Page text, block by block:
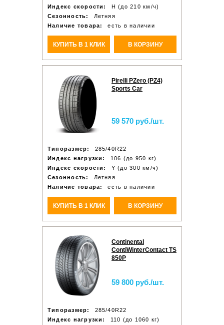
Индекс скорости:
H (до 210 км/ч)
Сезонность:
Летняя
Наличие товара:
есть в наличии
КУПИТЬ В 1 КЛИК В КОРЗИНУ
Pirelli PZero (PZ4)
Sports Car
59 570 руб./шт.
Типоразмер:
285/40R22
Индекс нагрузки:
106 (до 950 кг)
Индекс скорости:
Y (до 300 км/ч)
Сезонность:
Летняя
Наличие товара:
есть в наличии
КУПИТЬ В 1 КЛИК В КОРЗИНУ
Continental
ContiWinterContact TS
850P
59 800 руб./шт.
Типоразмер:
285/40R22
Индекс нагрузки:
110 (до 1060 кг)